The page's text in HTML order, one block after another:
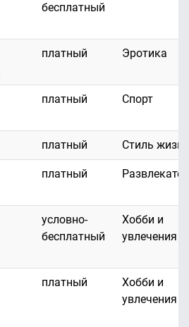
бесплатный
платный Эротика
платный Спорт
платный Стиль жизни
платный
условно-
бесплатный
Хобби и
увлечения
платный
Хобби и
увлечения